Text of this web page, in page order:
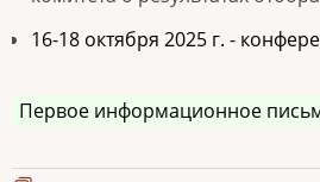
16-18 октября 2025 г. -
Первое информационное